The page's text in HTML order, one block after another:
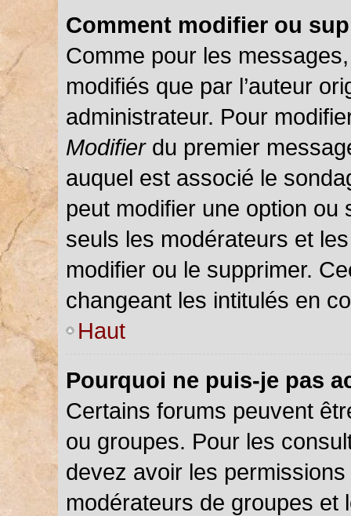
Comment modifier ou
Comme pour les
modifiés que par l’auteur
administrateur. Pour
Modifierdu premier
auquel est associé le
peut modifier une option ou
seuls les modérateurs et
modifier ou le supprimer.
changeant les intitulés en
Haut
Pourquoi ne puis-je pas
Certains forums peuvent
ou groupes. Pour les
devez avoir les
modérateurs de groupes et